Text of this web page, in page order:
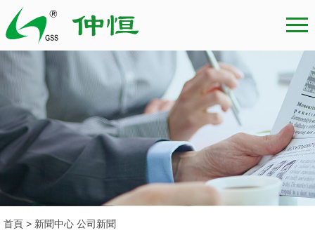
首頁 > 新聞中心 公司新聞